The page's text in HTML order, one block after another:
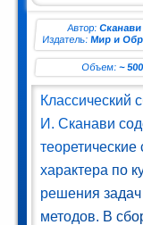
(1)
Автор:
Издатель:Мир и
Объем:~
Классический
И. Сканави
характера по
решения
методов. В